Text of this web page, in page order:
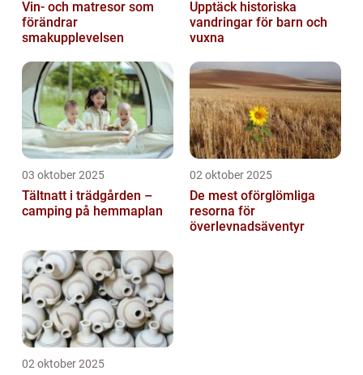
Vin- och matresor som
förändrar
smakupplevelsen
Upptäck historiska
vandringar för barn och
vuxna
03 oktober 2025
Tältnatt i trädgården –
camping på hemmaplan
02 oktober 2025
De mest oförglömliga
resorna för
överlevnadsäventyr
02 oktober 2025